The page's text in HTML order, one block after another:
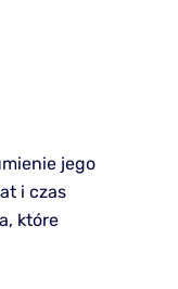
jego
i czas
które